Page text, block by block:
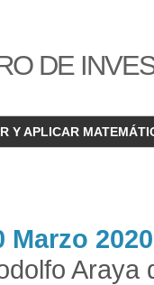
DE
Y APLICAR
Marzo 2020
Araya